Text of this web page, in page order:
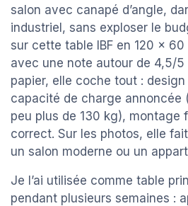
salon avec canapé d’angle,
industriel, sans exploser le
sur cette table IBF en 120 x
avec une note autour de 4,5/5
papier, elle coche tout :
capacité de charge annoncée
peu plus de 130 kg), montage
correct. Sur les photos, elle
un salon moderne ou un
Je l’ai utilisée comme table
pendant plusieurs semaines :